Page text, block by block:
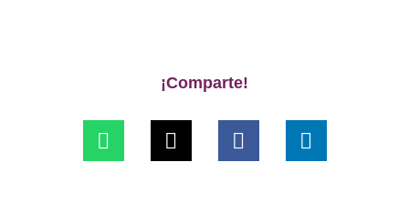
¡Comparte!